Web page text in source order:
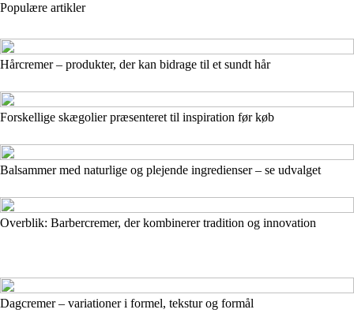
Populære artikler
Hårcremer – produkter, der kan bidrage til et sundt hår
Forskellige skægolier præsenteret til inspiration før køb
Balsammer med naturlige og plejende ingredienser – se udvalget
Overblik: Barbercremer, der kombinerer tradition og innovation
Dagcremer – variationer i formel, tekstur og formål